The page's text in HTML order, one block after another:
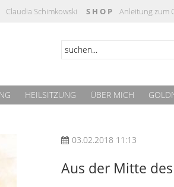
Claudia Schimkowski S H O P Anleitung zum
HEILSITZUNG ÜBER MICH
03.02.2018 11:13
Aus der Mitte